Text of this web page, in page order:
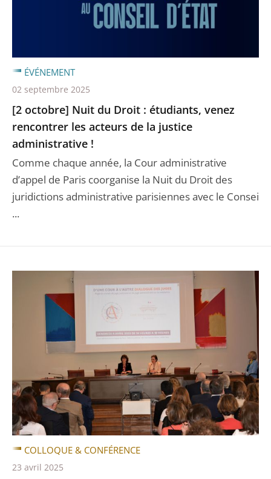
[2 octobre] Nuit du Droit : étudiants, venez
rencontrer les acteurs de la justice
administrative !
Comme chaque année, la Cour administrative
d’appel de Paris coorganise la Nuit du Droit des
juridictions administrative parisiennes avec le Consei
...
ÉVÉNEMENT
02 septembre 2025
COLLOQUE & CONFÉRENCE
23 avril 2025